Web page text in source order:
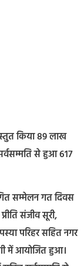
किया 89 लाख
से हुआ 617
सम्मेलन गत दिवस
संजीव सूरी,
परिहर सहित नगर
में आयोजित हुआ।